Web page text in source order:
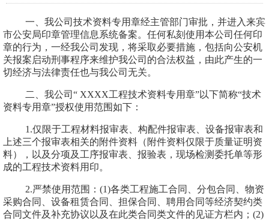
一、我公司技术资料专用章经主管部门审批，并进入来宾
市公安局印章管理信息系统备案。任何私刻使用本公司任何印
章的行为，一经我公司发现，将采取必要措施，包括向公安机
关报案启动刑事程序来维护我公司的合法权益，由此产生的一
切经济与法律责任也与我公司无关。
二、我公司“ XXXX工程技术资料专用章”以下简称“技术
资料专用章”授权使用范围如下：
1 .仅限于工程材料报审表、构配件报审表、设备报审表和
上述三个报审表相关的附件资料（附件资料仅限于质量证明资
料），以及分项及工序报审表、报验表，现场检测委托单等形
成的工程技术资料用印。
2.严禁使用范围：(1)各类工程施工合同、分包合同、物资
采购合同、设备租赁合同、担保合同、聘用合同等经济契约类
合同文件及补充协议以及在此类合同类文件的见证方栏内； (2)